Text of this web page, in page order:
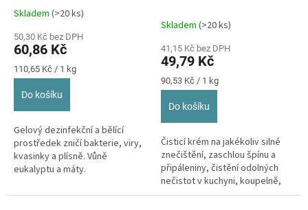
Průměrné
produktu
je
5,0
z
Skladem (>20 ks)
50,30 Kč bez DPH
60,86 Kč
Měrná
cena:
110,65 Kč / 1 kg
Do košíku
Gelový dezinfekční a bělící
prostředek zničí bakterie, viry,
kvasinky a plísně. Vůně
eukalyptu a máty.
Skladem (>20 ks)
41,15 Kč bez DPH
49,79 Kč
Měrná
cena:
90,53 Kč / 1 kg
Do košíku
Čisticí krém na jakékoliv silné
znečištění, zaschlou špínu a
připáleniny, čistění odolných
nečistot v kuchyni, koupelně,
dílně, ale i na podlahy a...